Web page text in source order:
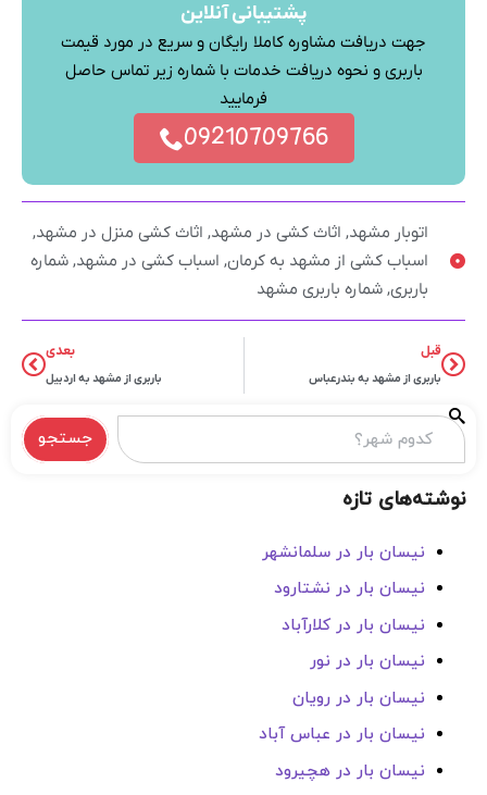
پشتیبانی آنلاین
جهت دریافت مشاوره کاملا رایگان و سریع در مورد قیمت
باربری و نحوه دریافت خدمات با شماره زیر تماس حاصل
فرمایید
09210709766
اتوبار مشهد, اثاث کشی در مشهد, اثاث کشی منزل در مشهد,
اسباب کشی از مشهد به کرمان, اسباب کشی در مشهد, شماره
باربری, شماره باربری مشهد
قبل
باربری از مشهد به بندرعباس
بعدی
باربری از مشهد به اردبیل
جستجو
نوشته‌های تازه
نیسان بار در سلمانشهر
نیسان بار در نشتارود
نیسان بار در کلارآباد
نیسان بار در نور
نیسان بار در رویان
نیسان بار در عباس آباد
نیسان بار در هچیرود